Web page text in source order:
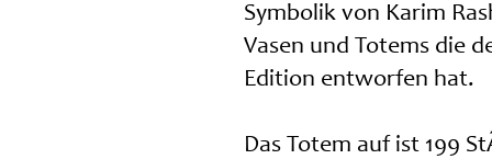
Symbolik von Karim
Vasen und Totems die
Edition entworfen hat.
Das Totem auf ist 199